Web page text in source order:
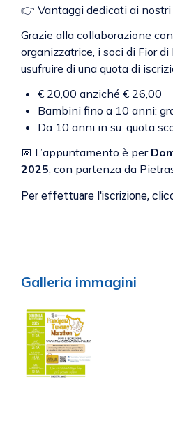
👉 Vantaggi dedicati ai nostri
Grazie alla collaborazione
organizzatrice, i soci di Fior
usufruire di una quota di
€ 20,00 anziché € 26,00
Bambini fino a 10 anni:
Da 10 anni in su: quota
📅 L’appuntamento è per
2025, con partenza da
Per effettuare l'iscrizione,
Galleria immagini